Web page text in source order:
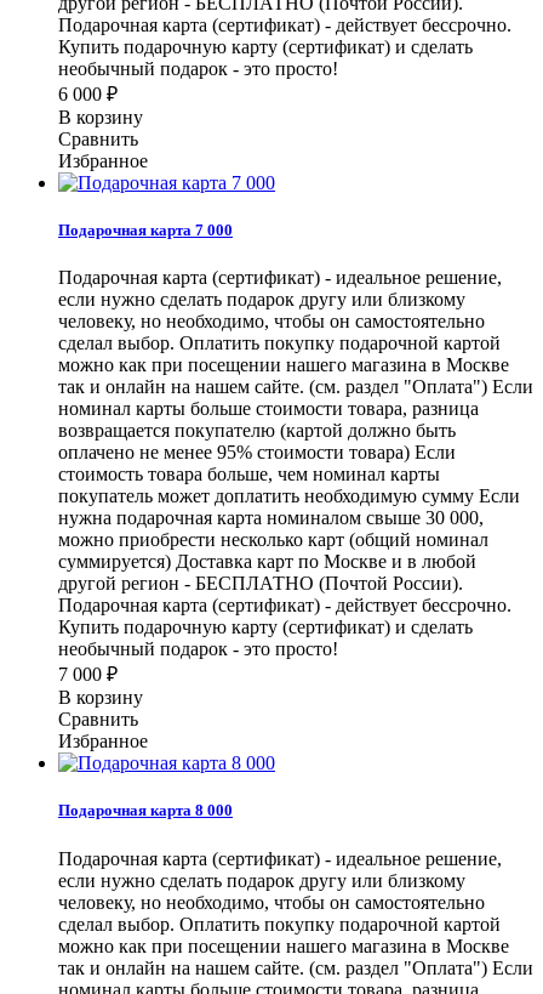
Подарочная карта (сертификат) - действует бессрочно.
Купить подарочную карту (сертификат) и сделать
необычный подарок - это просто!
6 000 ₽
В корзину
Сравнить
Избранное
Подарочная карта 7 000
Подарочная карта (сертификат) - идеальное решение,
если нужно сделать подарок другу или близкому
человеку, но необходимо, чтобы он самостоятельно
сделал выбор. Оплатить покупку подарочной картой
можно как при посещении нашего магазина в Москве
так и онлайн на нашем сайте. (см. раздел "Оплата") Если
номинал карты больше стоимости товара, разница
возвращается покупателю (картой должно быть
оплачено не менее 95% стоимости товара) Если
стоимость товара больше, чем номинал карты
покупатель может доплатить необходимую сумму Если
нужна подарочная карта номиналом свыше 30 000,
можно приобрести несколько карт (общий номинал
суммируется) Доставка карт по Москве и в любой
другой регион - БЕСПЛАТНО (Почтой России).
Подарочная карта (сертификат) - действует бессрочно.
Купить подарочную карту (сертификат) и сделать
необычный подарок - это просто!
7 000 ₽
В корзину
Сравнить
Избранное
Подарочная карта 8 000
Подарочная карта (сертификат) - идеальное решение,
если нужно сделать подарок другу или близкому
человеку, но необходимо, чтобы он самостоятельно
сделал выбор. Оплатить покупку подарочной картой
можно как при посещении нашего магазина в Москве
так и онлайн на нашем сайте. (см. раздел "Оплата") Если
номинал карты больше стоимости товара, разница